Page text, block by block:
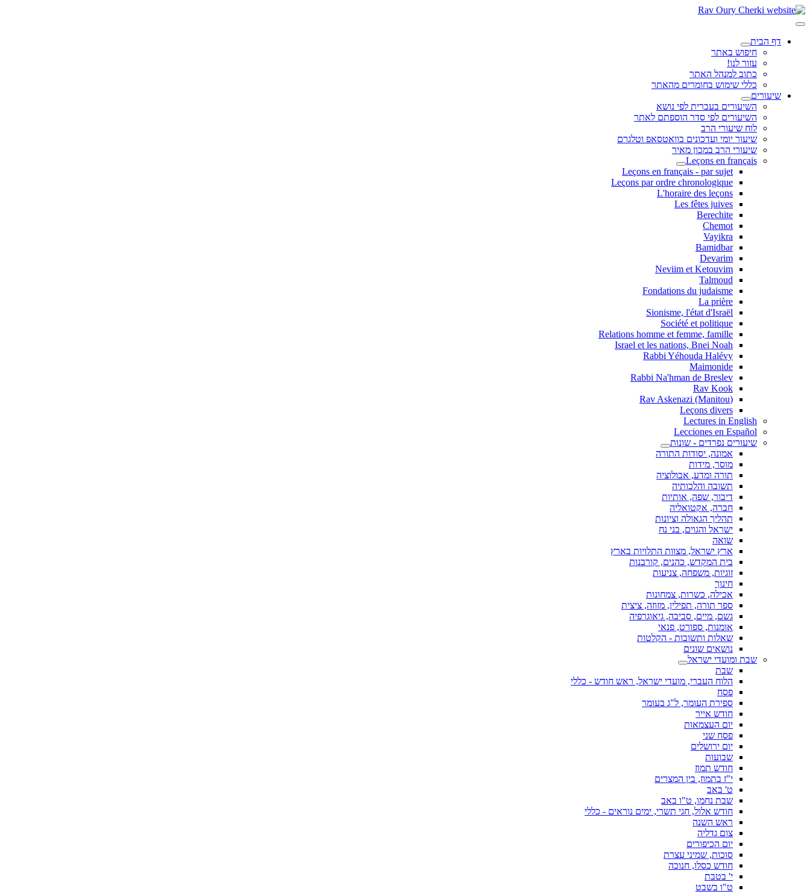
דף הבית
חיפוש באתר
עזור לנו!
כתוב למנהל האתר
כללי שימוש בחומרים מהאתר
שיעורים
השיעורים בעברית לפי נושא
השיעורים לפי סדר הוספתם לאתר
לוח שיעורי הרב
שיעור יומי ועדכונים בוואטסאפ וטלגרם
שיעורי הרב במכון מאיר
Leçons en français
Leçons en français - par sujet
Leçons par ordre chronologique
L'horaire des leçons
Les fêtes juives
Berechite
Chemot
Vayikra
Bamidbar
Devarim
Neviim et Ketouvim
Talmoud
Fondations du judaisme
La prière
Sionisme, l'état d'Israël
Société et politique
Relations homme et femme, famille
Israel et les nations, Bnei Noah
Rabbi Yéhouda Halévy
Maimonide
Rabbi Na'hman de Breslev
Rav Kook
(Rav Askenazi (Manitou
Leçons divers
Lectures in English
Lecciones en Español
שיעורים נפרדים - שונות
אמונה, יסודות התורה
מוסר, מידות
תורה ומדע, אבולוציה
תשובה והלכותיה
דיבור, שפה, אותיות
חברה, אקטואליה
תהליך הגאולה וציונות
ישראל והגוים, בני נח
שואה
ארץ ישראל, מצוות התלויות בארץ
בית המקדש, כהנים, קורבנות
זוגיות, משפחה, צניעות
חינוך
אכילה, כשרות, צמחונות
ספר תורה, תפילין, מזוזה, ציצית
גשם, מיים, סביבה, גיאוגרפיה
אומנות, ספורט, פנאי
שאלות ותשובות - הקלטות
נושאים שונים
שבת ומועדי ישראל
שבת
הלוח העברי, מועדי ישראל, ראש חודש - כללי
פסח
ספירת העומר, ל"ג בעומר
חודש אייר
יום העצמאות
פסח שני
יום ירושלים
שבועות
חודש תמוז
י"ז בתמוז, בין המצרים
ט' באב
שבת נחמו, ט"ו באב
חודש אלול, חגי תשרי, ימים נוראים - כללי
ראש השנה
צום גדליה
יום הכיפורים
סוכות, שמיני עצרת
חודש כסלו, חנוכה
י' בטבת
ט"ו בשבט